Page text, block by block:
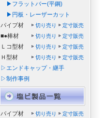
▶フラットバー(平鋼)
▶円板・レーザーカット
パイプ材
切り売り 定寸販売
■●棒材 切り売り 定寸販売
Ｌコ型材 切り売り 定寸販売
Ｈ型材 切り売り 定寸販売
▷エンドキャップ・継手
▷制作事例
パイプ材 切り売り 定寸販売